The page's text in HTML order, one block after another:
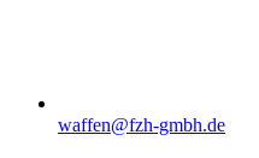
waffen@fzh-gmbh.de